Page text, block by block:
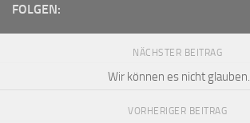
FOLGEN:
NÄCHSTER BEITRAG
Wir können es nicht glauben.
VORHERIGER BEITRAG